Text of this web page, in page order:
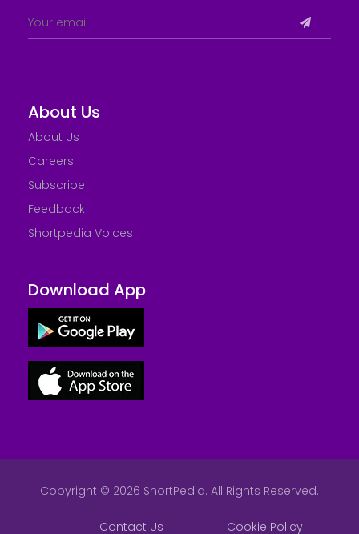
About Us
About Us
Careers
Subscribe
Feedback
Shortpedia Voices
Download App
Copyright © 2026 ShortPedia. All Rights Reserved.
Contact Us Cookie Policy